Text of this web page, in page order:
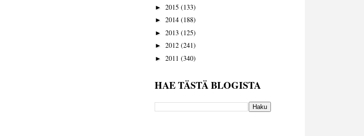
► 2015 (133)
► 2014 (188)
► 2013 (125)
► 2012 (241)
► 2011 (340)
HAE TÄSTÄ BLOGISTA